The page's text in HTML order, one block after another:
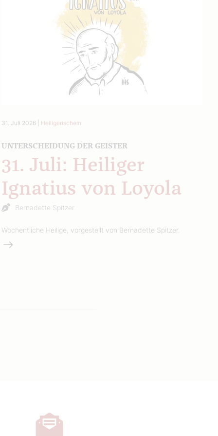
31. Juli 2026| Heiligenschein
UNTERSCHEIDUNG DER GEISTER
31. Juli: Heiliger
Ignatius von Loyola
Bernadette Spitzer
Wöchentliche Heilige, vorgestellt von Bernadette Spitzer.
Weiterlesen